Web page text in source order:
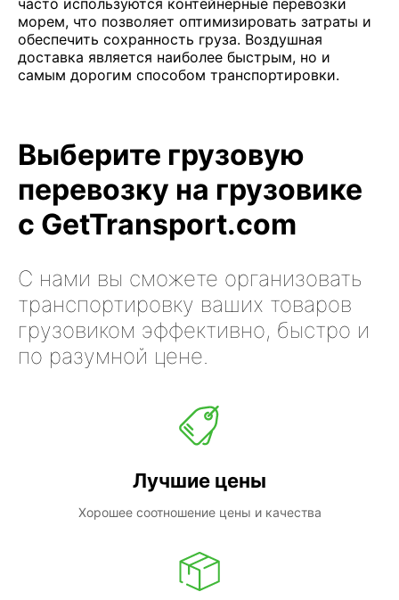
часто используются контейнерные перевозки
морем, что позволяет оптимизировать затраты и
обеспечить сохранность груза. Воздушная
доставка является наиболее быстрым, но и
самым дорогим способом транспортировки.
Выберите грузовую
перевозку на грузовике
с GetTransport.com
С нами вы сможете организовать
транспортировку ваших товаров
грузовиком эффективно, быстро и
по разумной цене.
Лучшие цены
Хорошее соотношение цены и качества